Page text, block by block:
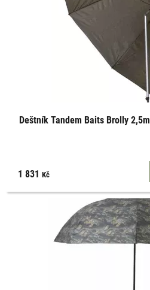
Deštník Tandem Baits Brolly 2,5m
1 831Kč